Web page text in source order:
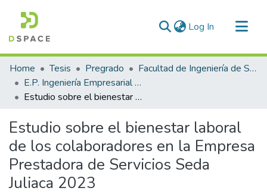
Log In (current)
Communities & Collections
All of DSpace
Statistics
Home Tesis Pregrado
Facultad de Ingeniería de Sistemas
E.P. Ingeniería Empresarial e Informática
Estudio sobre el bienestar laboral de los colaboradores en la Empresa Prestadora de Servicios Seda Juliaca 2023
Estudio sobre el bienestar laboral
de los colaboradores en la Empresa
Prestadora de Servicios Seda
Juliaca 2023